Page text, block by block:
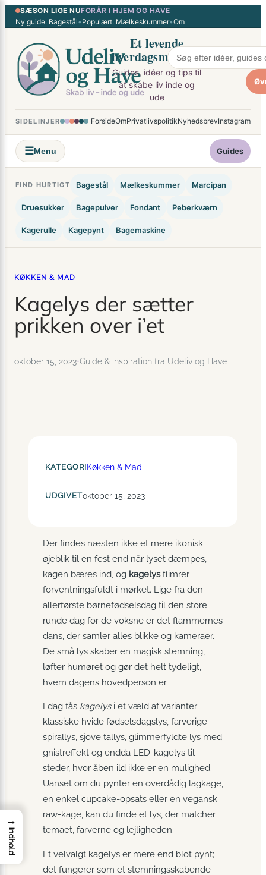
SpringSÆSON LIGE NUFORÅR I HJEM OG HAVE
Ny guide: Bagestål• Populært: Mælkeskummer•Om
Et levende
hverdagsmagasin
Guides, idéer og tips til
at skabe liv inde og
ude
SIDELINJER ForsideOmPrivatlivspolitikNyhedsbrevInstagram
☰Menu Guides
FIND HURTIGT Bagestål Mælkeskummer Marcipan
Druesukker Bagepulver Fondant Peberkværn
Kagerulle Kagepynt Bagemaskine
KØKKEN & MAD
Kagelys der sætter
prikken over i’et
oktober 15, 2023•Guide & inspiration fra Udeliv og Have
KATEGORI Køkken & Mad
UDGIVEToktober 15, 2023
Der findes næsten ikke et mere ikonisk
øjeblik til en fest end når lyset dæmpes,
kagen bæres ind, og kagelysflimrer
forventningsfuldt i mørket. Lige fra den
allerførste børnefødselsdag til den store
runde dag for de voksne er det flammernes
dans, der samler alles blikke og kameraer.
De små lys skaber en magisk stemning,
løfter humøret og gør det helt tydeligt,
hvem dagens hovedperson er.
I dag fås kagelysi et væld af varianter:
klassiske hvide fødselsdagslys, farverige
spiral­lys, sjove tallys, glimmerfyldte lys med
gnistreffekt og endda LED-kagelys til
steder, hvor åben ild ikke er en mulighed.
Uanset om du pynter en overdådig lagkage,
en enkel cupcake-opsats eller en vegansk
raw-kage, kan du finde et lys, der matcher
temaet, farverne og lejligheden.
Et velvalgt kagelys er mere end blot pynt;
det fungerer som et stemningsskabende
→
Indhold